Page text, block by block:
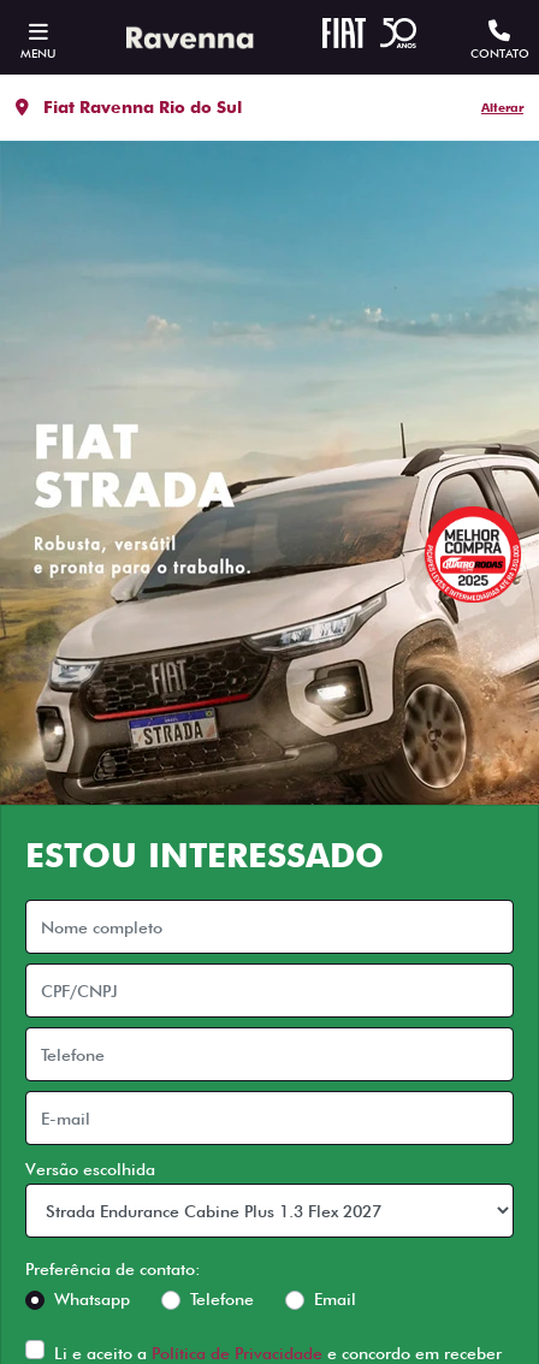
MENU CONTATO
Fiat Ravenna Rio do Sul Alterar
ESTOU INTERESSADO
Versão escolhida
Preferência de contato:
Whatsapp
Telefone Email
Li e aceito a Política de Privacidade e concordo em receber